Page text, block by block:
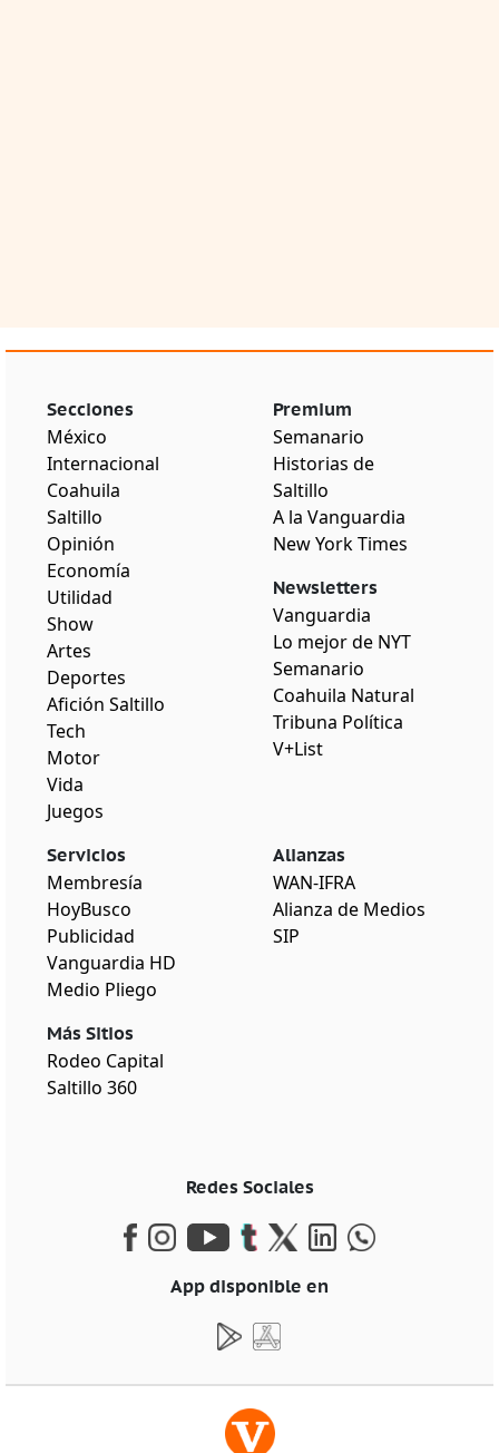
Secciones
México
Internacional
Coahuila
Saltillo
Opinión
Economía
Utilidad
Show
Artes
Deportes
Afición Saltillo
Tech
Motor
Vida
Juegos
Premium
Semanario
Historias de
Saltillo
A la Vanguardia
New York Times
Newsletters
Vanguardia
Lo mejor de NYT
Semanario
Coahuila Natural
Tribuna Política
V+List
Servicios
Membresía
HoyBusco
Publicidad
Vanguardia HD
Medio Pliego
Más Sitios
Rodeo Capital
Saltillo 360
Alianzas
WAN-IFRA
Alianza de Medios
SIP
Redes Sociales
App disponible en